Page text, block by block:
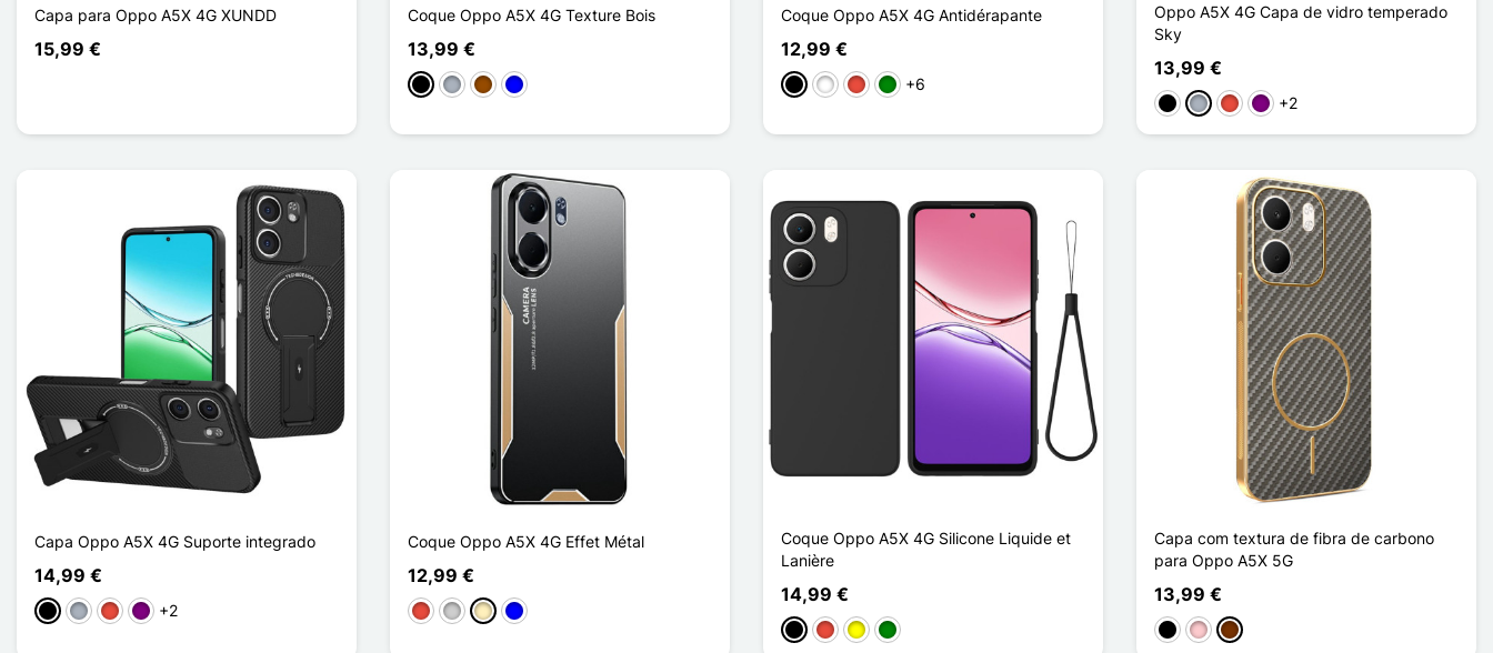
Capa para Oppo A5X 4G XUNDD
15,99 €
Coque Oppo A5X 4G Texture Bois
13,99 €
PretoCinzento
Castanho
Azul
Coque Oppo A5X 4G Antidérapante
12,99 €
PretoBrancoVermelho
Verde
+6
Oppo A5X 4G Capa de vidro temperado
Sky
13,99 €
PretoCinzentoVermelho
Púrpura
+2
Capa Oppo A5X 4G Suporte integrado
14,99 €
PretoCinzentoVermelho
Púrpura
+2
Coque Oppo A5X 4G Effet Métal
12,99 €
Vermelho
PrataOuroAzul
Coque Oppo A5X 4G Silicone Liquide et
Lanière
14,99 €
PretoVermelho
Amarelo
Verde
Capa com textura de fibra de carbono
para Oppo A5X 5G
13,99 €
PretoRosaCafé